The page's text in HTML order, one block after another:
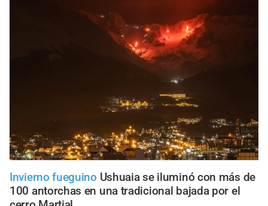
Invierno fueguino Ushuaia se iluminó con más de
100 antorchas en una tradicional bajada por el